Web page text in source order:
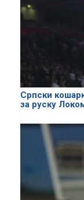
Српски
за руску